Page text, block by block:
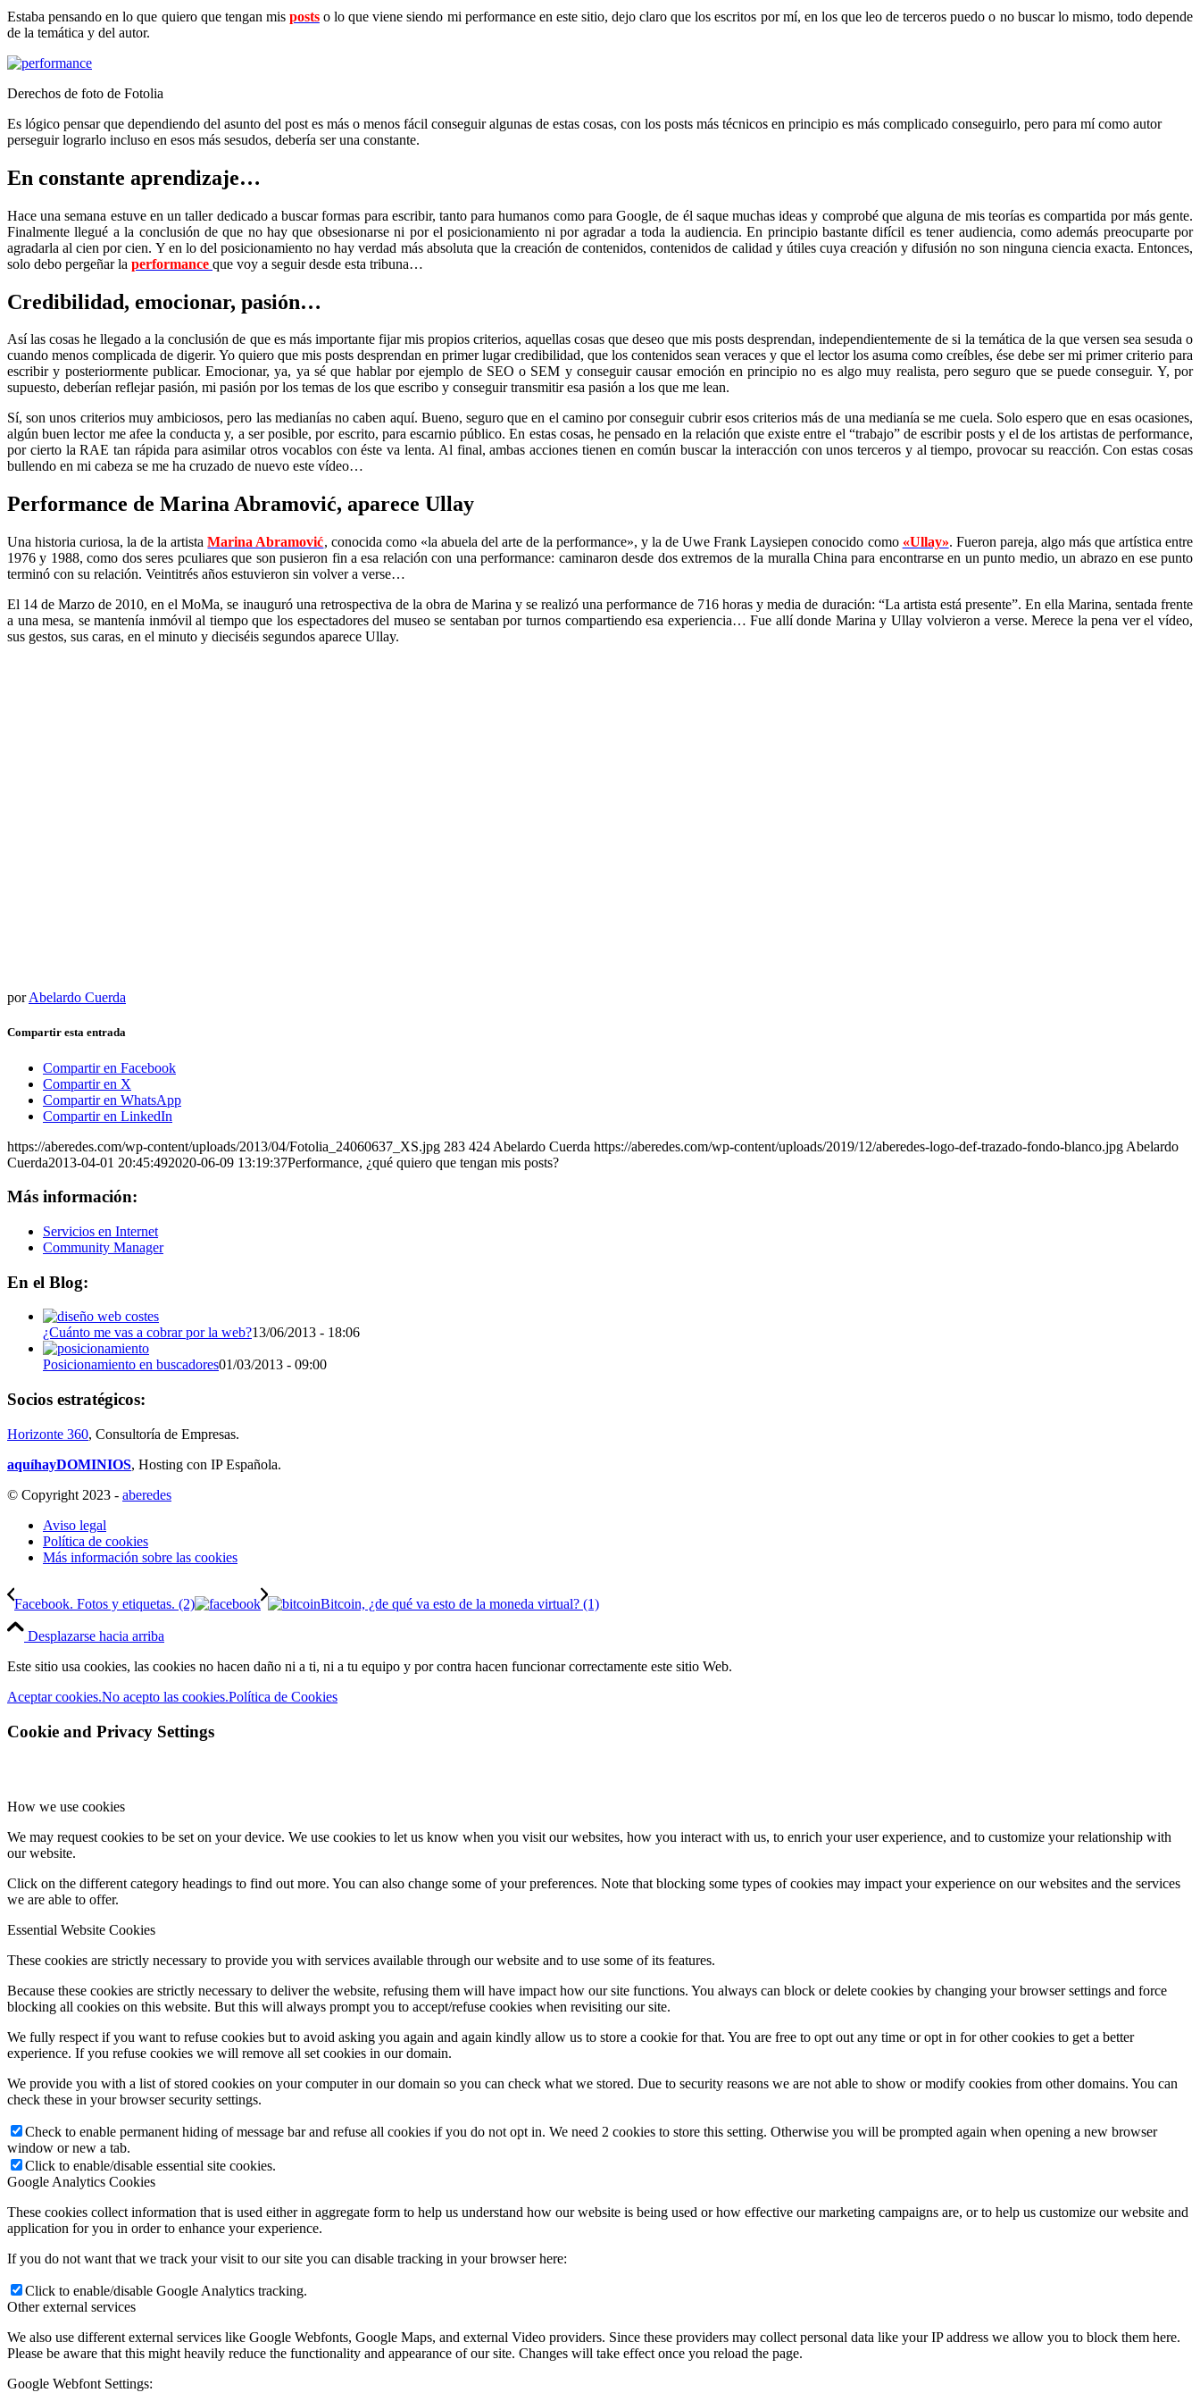
Estaba pensando en lo que quiero que tengan mis postso lo que viene siendo mi performance en este sitio, dejo claro que los escritos por mí, en los que leo de terceros puedo o no buscar lo mismo, todo depende
de la temática y del autor.
Derechos de foto de Fotolia
Es lógico pensar que dependiendo del asunto del post es más o menos fácil conseguir algunas de estas cosas, con los posts más técnicos en principio es más complicado conseguirlo, pero para mí como autor
perseguir lograrlo incluso en esos más sesudos, debería ser una constante.
En constante aprendizaje…
Hace una semana estuve en un taller dedicado a buscar formas para escribir, tanto para humanos como para Google, de él saque muchas ideas y comprobé que alguna de mis teorías es compartida por más gente.
Finalmente llegué a la conclusión de que no hay que obsesionarse ni por el posicionamiento ni por agradar a toda la audiencia. En principio bastante difícil es tener audiencia, como además preocuparte por
agradarla al cien por cien. Y en lo del posicionamiento no hay verdad más absoluta que la creación de contenidos, contenidos de calidad y útiles cuya creación y difusión no son ninguna ciencia exacta. Entonces,
solo debo pergeñar la performance que voy a seguir desde esta tribuna…
Credibilidad, emocionar, pasión…
Así las cosas he llegado a la conclusión de que es más importante fijar mis propios criterios, aquellas cosas que deseo que mis posts desprendan, independientemente de si la temática de la que versen sea sesuda o
cuando menos complicada de digerir. Yo quiero que mis posts desprendan en primer lugar credibilidad, que los contenidos sean veraces y que el lector los asuma como creíbles, ése debe ser mi primer criterio para
escribir y posteriormente publicar. Emocionar, ya, ya sé que hablar por ejemplo de SEO o SEM y conseguir causar emoción en principio no es algo muy realista, pero seguro que se puede conseguir. Y, por
supuesto, deberían reflejar pasión, mi pasión por los temas de los que escribo y conseguir transmitir esa pasión a los que me lean.
Sí, son unos criterios muy ambiciosos, pero las medianías no caben aquí. Bueno, seguro que en el camino por conseguir cubrir esos criterios más de una medianía se me cuela. Solo espero que en esas ocasiones,
algún buen lector me afee la conducta y, a ser posible, por escrito, para escarnio público. En estas cosas, he pensado en la relación que existe entre el “trabajo” de escribir posts y el de los artistas de performance,
por cierto la RAE tan rápida para asimilar otros vocablos con éste va lenta. Al final, ambas acciones tienen en común buscar la interacción con unos terceros y al tiempo, provocar su reacción. Con estas cosas
bullendo en mi cabeza se me ha cruzado de nuevo este vídeo…
Performance de Marina Abramović, aparece Ullay
Una historia curiosa, la de la artistaMarina Abramović, conocida como «la abuela del arte de la performance», y la de Uwe Frank Laysiepen conocido como «Ullay». Fueron pareja, algo más que artística entre
1976 y 1988, como dos seres pculiares que son pusieron fin a esa relación con una performance: caminaron desde dos extremos de la muralla China para encontrarse en un punto medio, un abrazo en ese punto
terminó con su relación. Veintitrés años estuvieron sin volver a verse…
El 14 de Marzo de 2010, en el MoMa, se inauguró una retrospectiva de la obra de Marina y se realizó una performance de 716 horas y media de duración: “La artista está presente”. En ella Marina, sentada frente
a una mesa, se mantenía inmóvil al tiempo que los espectadores del museo se sentaban por turnos compartiendo esa experiencia… Fue allí donde Marina y Ullay volvieron a verse. Merece la pena ver el vídeo,
sus gestos, sus caras, en el minuto y dieciséis segundos aparece Ullay.
porAbelardo Cuerda
Compartir esta entrada
Compartir en Facebook
Compartir en X
Compartir en WhatsApp
Compartir en LinkedIn
https://aberedes.com/wp-content/uploads/2013/04/Fotolia_24060637_XS.jpg 283 424 Abelardo Cuerda https://aberedes.com/wp-content/uploads/2019/12/aberedes-logo-def-trazado-fondo-blanco.jpg Abelardo
Cuerda2013-04-01 20:45:492020-06-09 13:19:37Performance, ¿qué quiero que tengan mis posts?
Más información:
Servicios en Internet
Community Manager
En el Blog:
¿Cuánto me vas a cobrar por la web?13/06/2013 - 18:06
Posicionamiento en buscadores01/03/2013 - 09:00
Socios estratégicos:
Horizonte 360, Consultoría de Empresas.
aquíhayDOMINIOS, Hosting con IP Española.
© Copyright 2023 - aberedes
Aviso legal
Política de cookies
Más información sobre las cookies
Facebook. Fotos y etiquetas. (2) Bitcoin, ¿de qué va esto de la moneda virtual? (1)
Desplazarse hacia arriba
Este sitio usa cookies, las cookies no hacen daño ni a ti, ni a tu equipo y por contra hacen funcionar correctamente este sitio Web.
Aceptar cookies.No acepto las cookies.Política de Cookies
Cookie and Privacy Settings
How we use cookies
We may request cookies to be set on your device. We use cookies to let us know when you visit our websites, how you interact with us, to enrich your user experience, and to customize your relationship with
our website.
Click on the different category headings to find out more. You can also change some of your preferences. Note that blocking some types of cookies may impact your experience on our websites and the services
we are able to offer.
Essential Website Cookies
These cookies are strictly necessary to provide you with services available through our website and to use some of its features.
Because these cookies are strictly necessary to deliver the website, refusing them will have impact how our site functions. You always can block or delete cookies by changing your browser settings and force
blocking all cookies on this website. But this will always prompt you to accept/refuse cookies when revisiting our site.
We fully respect if you want to refuse cookies but to avoid asking you again and again kindly allow us to store a cookie for that. You are free to opt out any time or opt in for other cookies to get a better
experience. If you refuse cookies we will remove all set cookies in our domain.
We provide you with a list of stored cookies on your computer in our domain so you can check what we stored. Due to security reasons we are not able to show or modify cookies from other domains. You can
check these in your browser security settings.
Check to enable permanent hiding of message bar and refuse all cookies if you do not opt in. We need 2 cookies to store this setting. Otherwise you will be prompted again when opening a new browser
window or new a tab.
Click to enable/disable essential site cookies.
Google Analytics Cookies
These cookies collect information that is used either in aggregate form to help us understand how our website is being used or how effective our marketing campaigns are, or to help us customize our website and
application for you in order to enhance your experience.
If you do not want that we track your visit to our site you can disable tracking in your browser here:
Click to enable/disable Google Analytics tracking.
Other external services
We also use different external services like Google Webfonts, Google Maps, and external Video providers. Since these providers may collect personal data like your IP address we allow you to block them here.
Please be aware that this might heavily reduce the functionality and appearance of our site. Changes will take effect once you reload the page.
Google Webfont Settings: